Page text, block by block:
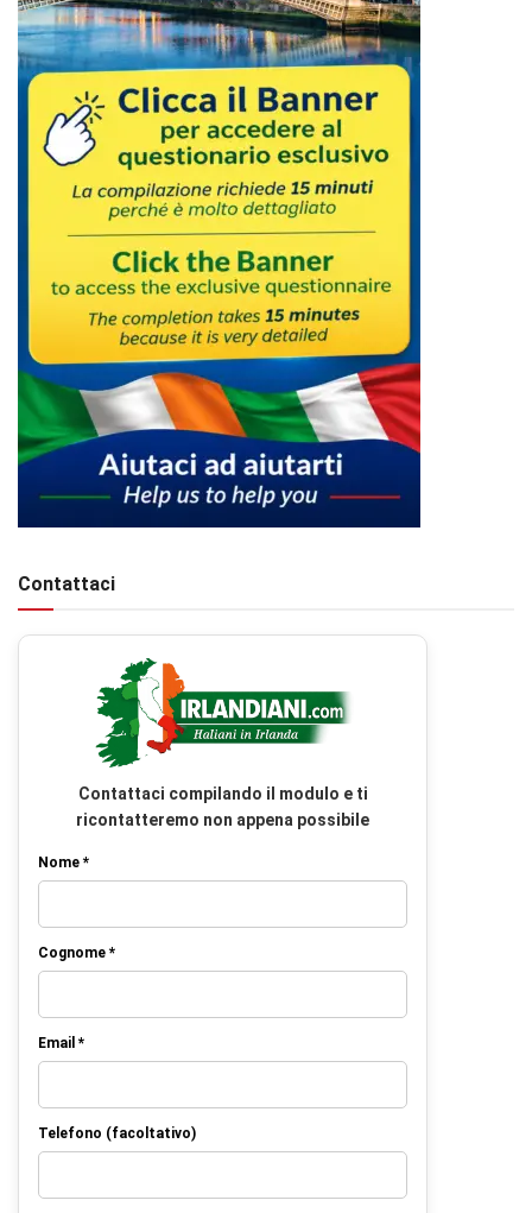
Contattaci
Contattaci compilando il modulo e ti
ricontatteremo non appena possibile
Nome *
Cognome *
Email *
Telefono (facoltativo)